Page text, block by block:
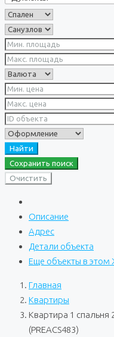
Найти
Сохранить поиск
Очистить
Описание
Адрес
Детали объекта
Еще объекты в этом
Главная
Квартиры
Квартира 1 спальня
(PREACS483)